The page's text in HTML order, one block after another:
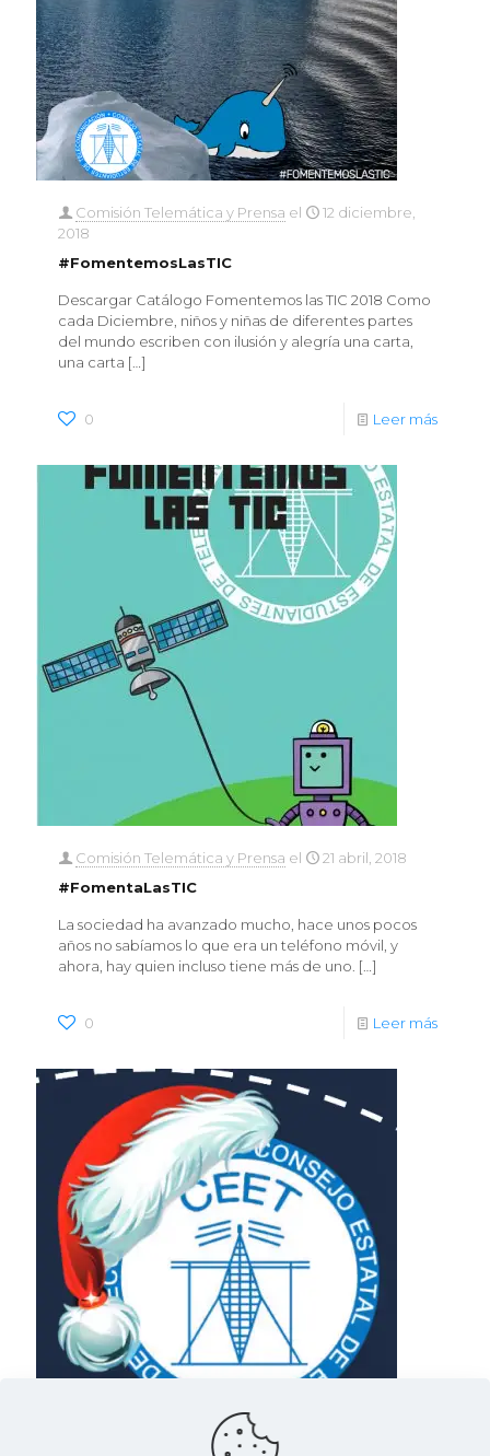
Comisión Telemática y Prensa el
12 diciembre,
2018
#FomentemosLasTIC
Descargar Catálogo Fomentemos las TIC 2018 Como
cada Diciembre, niños y niñas de diferentes partes
del mundo escriben con ilusión y alegría una carta,
una carta […]
0 Leer más
Comisión Telemática y Prensa el
21 abril, 2018
#FomentaLasTIC
La sociedad ha avanzado mucho, hace unos pocos
años no sabíamos lo que era un teléfono móvil, y
ahora, hay quien incluso tiene más de uno. […]
0 Leer más